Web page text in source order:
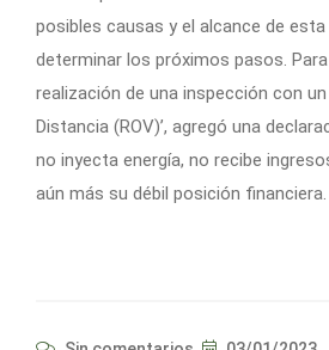
posibles causas y el alcance de
determinar los próximos pasos.
realización de una inspección con
Distancia (ROV)’, agregó una
no inyecta energía, no recibe
aún más su débil posición financiera.